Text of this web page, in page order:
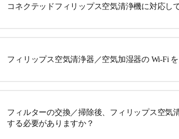
コネクテッドフィリップス空気清浄機に対応し
フィリップス空気清浄器／空気加湿器の Wi-Fi
フィルターの交換／掃除後、フィリップス空気
する必要がありますか？